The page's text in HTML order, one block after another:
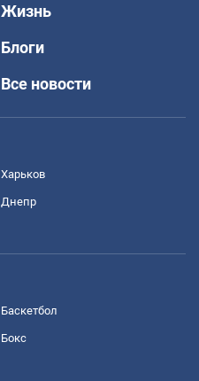
Жизнь
Блоги
Все новости
Харьков
Днепр
Баскетбол
Бокс